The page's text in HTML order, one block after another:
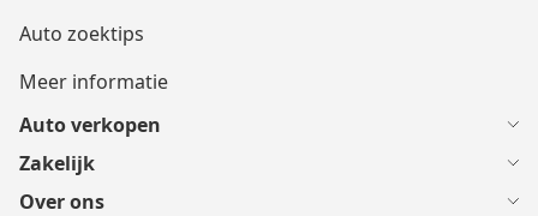
Auto zoektips
Meer informatie
Auto verkopen
Zakelijk
Over ons